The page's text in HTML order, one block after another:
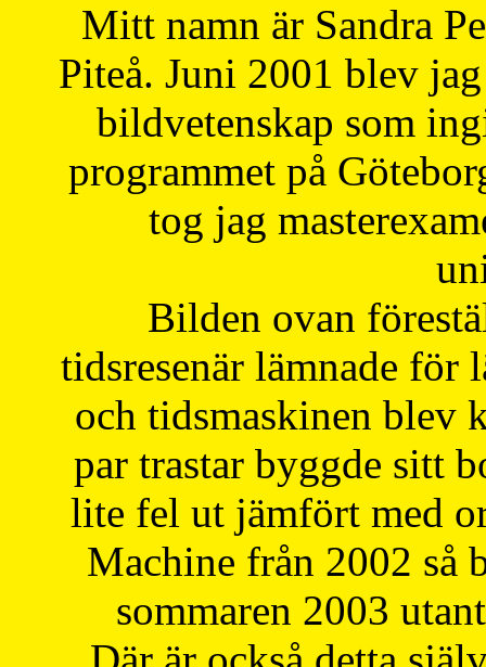
Mitt namn är Sandra
Piteå. Juni 2001 blev
bildvetenskap som
programmet på
tog jag
Bilden ovan
tidsresenär lämnade för
och tidsmaskinen blev
par trastar byggde sitt
lite fel ut jämfört med
Machine från 2002 så
sommaren 2003